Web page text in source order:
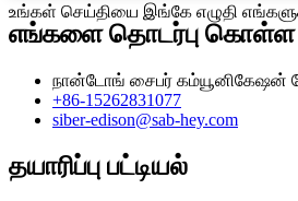
உங்கள் செய்தியை இங்கே எழுதி
எங்களை தொடர்பு கொள்ள
நான்டோங் சைபர் கம்யூனிகேஷன்
+86-15262831077
siber-edison@sab-hey.com
தயாரிப்பு பட்டியல்